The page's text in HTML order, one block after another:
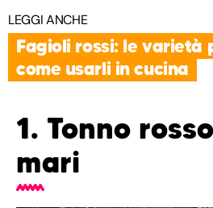
LEGGI ANCHE
Fagioli rossi: le varietà
come usarli in cucina
1. Tonno
mari